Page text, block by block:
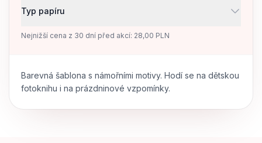
Typ papíru
Nejnižší cena z 30 dní před akcí: 28,00 PLN
Barevná šablona s námořními motivy. Hodí se na dětskou
fotoknihu i na prázdninové vzpomínky.